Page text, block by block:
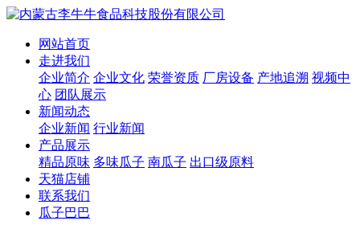
网站首页
走进我们
企业简介 企业文化 荣誉资质 厂房设备 产地追溯 视频中
心 团队展示
新闻动态
企业新闻 行业新闻
产品展示
精品原味 多味瓜子 南瓜子 出口级原料
天猫店铺
联系我们
瓜子巴巴